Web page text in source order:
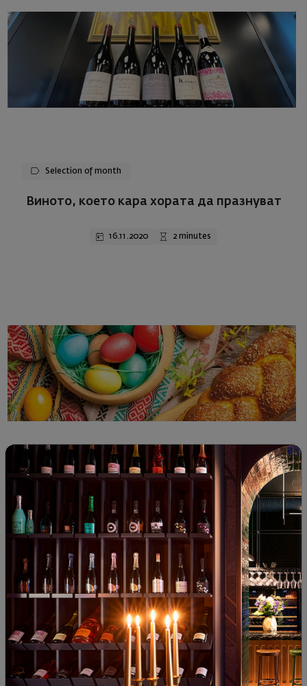
Selection of month
Виното, което кара хората да празнувaт
16.11.2020 2 minutes
Великденски празници... и виното, което им
подхожда
2 minutes